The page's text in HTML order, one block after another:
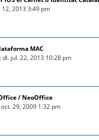
12, 2013 3:49 pm
MAC
jul. 22, 2013 10:28 pm
/ NeoOffice
29, 2009 1:32 pm